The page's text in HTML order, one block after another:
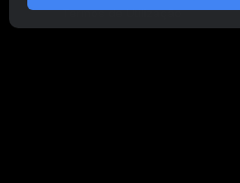
Termos de Utilização